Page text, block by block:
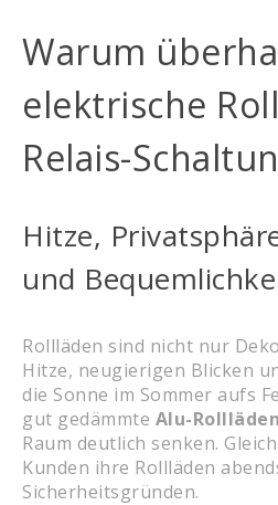
Warum
elektrische
Relais-
Hitze,
und
Rollläden sind nicht nur
Hitze, neugierigen Blicken
die Sonne im Sommer aufs
gut gedämmte Alu-Rollläden
Raum deutlich senken.
Kunden ihre Rollläden
Sicherheitsgründen.